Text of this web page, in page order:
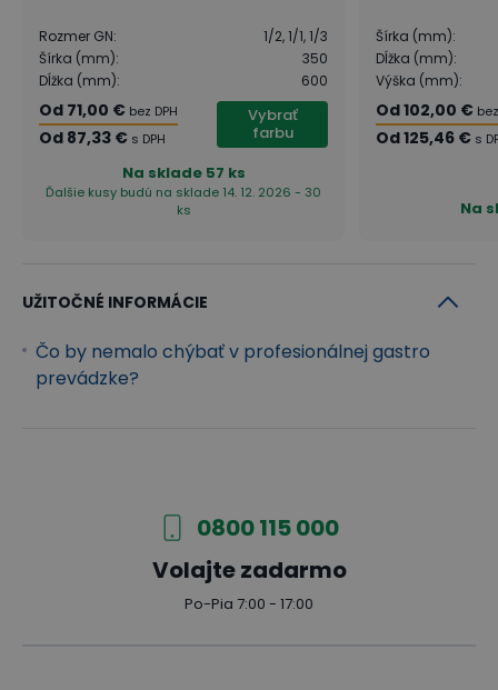
Rozmer GN:
1/2, 1/1, 1/3
Šírka (mm):
350
Dĺžka (mm): 600
Od 71,00 € bez DPH
Od 87,33 € s DPH
Vybrať
farbu
Na sklade 57 ks
Ďalšie kusy budú na sklade 14. 12. 2026 - 30
ks
Šírka (mm):
Dĺžka (mm):
Výška (mm):
Od102,00 €
Od125,46 € s
Na
UŽITOČNÉ INFORMÁCIE
Čo by nemalo chýbať v profesionálnej gastro
prevádzke?
0800 115 000
Volajte zadarmo
Po-Pia 7:00 - 17:00